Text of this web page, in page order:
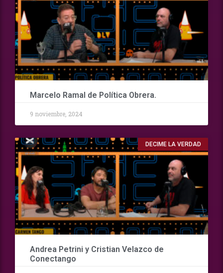
Marcelo Ramal de Política Obrera.
9 noviembre, 2024
DECIME LA VERDAD
Andrea Petrini y Cristian Velazco de
Conectango